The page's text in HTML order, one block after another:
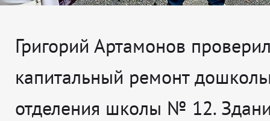
Григорий Артамонов
капитальный ремонт
отделения школы № 12.